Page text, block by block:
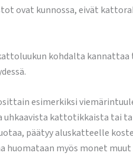
ovat kunnossa, eivät
kohdalta
esimerkiksi
kattotikkaista tai
päätyy aluskatteelle
myös monet